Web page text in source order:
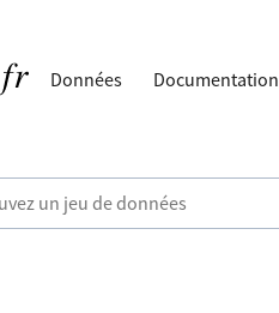
Données Documentation